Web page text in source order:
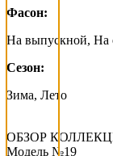
Фасон:
На выпускной, На
Сезон:
Зима, Лето
ОБЗОР
Модель №19